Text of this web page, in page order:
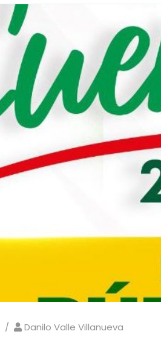
Danilo Valle Villanueva